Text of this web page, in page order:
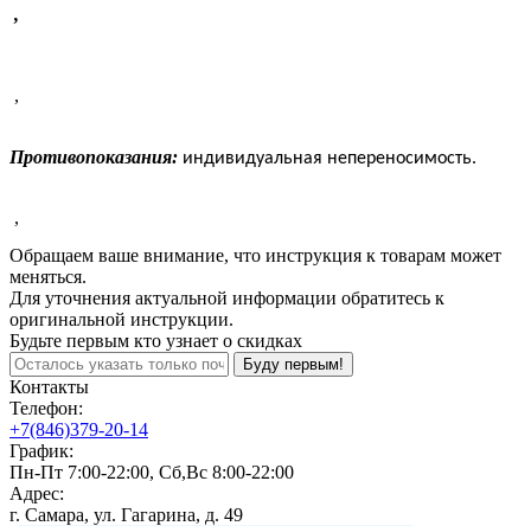
,
,
Противопоказания: индивидуальная непереносимость.
,
Обращаем ваше внимание, что инструкция к товарам может
меняться.
Для уточнения актуальной информации обратитесь к
оригинальной инструкции.
Будьте первым кто узнает о скидках
Буду первым!
Контакты
Телефон:
+7(846)379-20-14
График:
Пн-Пт 7:00-22:00, Сб,Вс 8:00-22:00
Адрес:
г. Самара, ул. Гагарина, д. 49